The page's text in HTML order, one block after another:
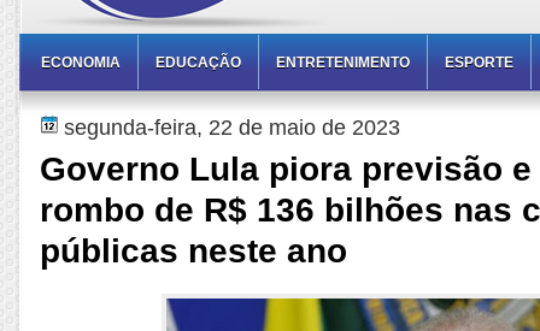
ECONOMIA EDUCAÇÃO ENTRETENIMENTO ESPORTE
segunda-feira, 22 de maio de 2023
Governo Lula piora previsão
rombo de R$ 136 bilhões nas
públicas neste ano